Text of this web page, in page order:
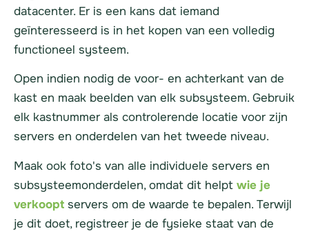
datacenter. Er is een kans dat iemand
geïnteresseerd is in het kopen van een volledig
functioneel systeem.
Open indien nodig de voor- en achterkant van de
kast en maak beelden van elk subsysteem. Gebruik
elk kastnummer als controlerende locatie voor zijn
servers en onderdelen van het tweede niveau.
Maak ook foto's van alle individuele servers en
subsysteemonderdelen, omdat dit helpt wie je
verkoopt servers om de waarde te bepalen. Terwijl
je dit doet, registreer je de fysieke staat van de